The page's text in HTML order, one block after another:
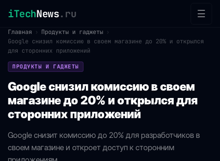
iTechNews.ru ☰
Главная › Продукты и гаджеты ›
Google снизил комиссию в своем магазине до 20% и открылся
для сторонних приложений
ПРОДУКТЫ И ГАДЖЕТЫ
Google снизил комиссию в своем
магазине до 20% и открылся для
сторонних приложений
Google снизит комиссию до 20% для разработчиков в
своем магазине и откроет доступ к сторонним